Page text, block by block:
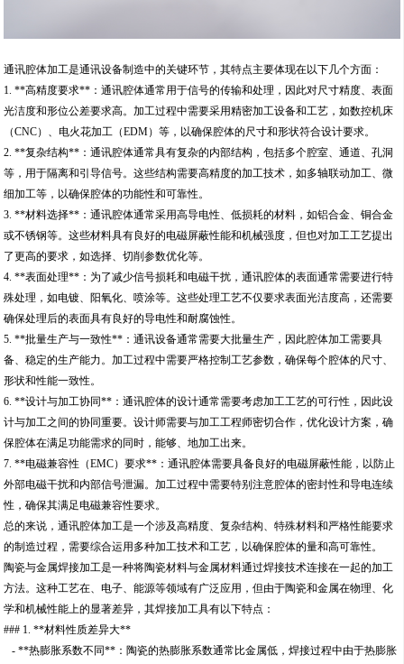
通讯腔体加工是通讯设备制造中的关键环节，其特点主要体现在以下几个方面：
1. **高精度要求**：通讯腔体通常用于信号的传输和处理，因此对尺寸精度、表面
光洁度和形位公差要求高。加工过程中需要采用精密加工设备和工艺，如数控机床
（CNC）、电火花加工（EDM）等，以确保腔体的尺寸和形状符合设计要求。
2. **复杂结构**：通讯腔体通常具有复杂的内部结构，包括多个腔室、通道、孔洞
等，用于隔离和引导信号。这些结构需要高精度的加工技术，如多轴联动加工、微
细加工等，以确保腔体的功能性和可靠性。
3. **材料选择**：通讯腔体通常采用高导电性、低损耗的材料，如铝合金、铜合金
或不锈钢等。这些材料具有良好的电磁屏蔽性能和机械强度，但也对加工工艺提出
了更高的要求，如选择、切削参数优化等。
4. **表面处理**：为了减少信号损耗和电磁干扰，通讯腔体的表面通常需要进行特
殊处理，如电镀、阳氧化、喷涂等。这些处理工艺不仅要求表面光洁度高，还需要
确保处理后的表面具有良好的导电性和耐腐蚀性。
5. **批量生产与一致性**：通讯设备通常需要大批量生产，因此腔体加工需要具
备、稳定的生产能力。加工过程中需要严格控制工艺参数，确保每个腔体的尺寸、
形状和性能一致性。
6. **设计与加工协同**：通讯腔体的设计通常需要考虑加工工艺的可行性，因此设
计与加工之间的协同重要。设计师需要与加工工程师密切合作，优化设计方案，确
保腔体在满足功能需求的同时，能够、地加工出来。
7. **电磁兼容性（EMC）要求**：通讯腔体需要具备良好的电磁屏蔽性能，以防止
外部电磁干扰和内部信号泄漏。加工过程中需要特别注意腔体的密封性和导电连续
性，确保其满足电磁兼容性要求。
总的来说，通讯腔体加工是一个涉及高精度、复杂结构、特殊材料和严格性能要求
的制造过程，需要综合运用多种加工技术和工艺，以确保腔体的量和高可靠性。
陶瓷与金属焊接加工是一种将陶瓷材料与金属材料通过焊接技术连接在一起的加工
方法。这种工艺在、电子、能源等领域有广泛应用，但由于陶瓷和金属在物理、化
学和机械性能上的显著差异，其焊接加工具有以下特点：
### 1. **材料性质差异大**
- **热膨胀系数不同**：陶瓷的热膨胀系数通常比金属低，焊接过程中由于热膨胀